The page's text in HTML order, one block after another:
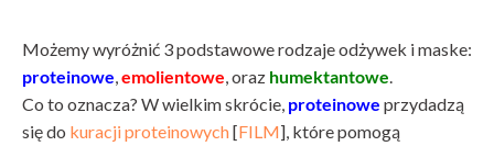
Możemy wyróżnić 3 podstawowe rodzaje odżywek i maske:
proteinowe emolientowe , oraz humektantowe
Co to oznacza? W wielkim skrócie, proteinowe przydadzą
się do kuracji proteinowych[FILM], które pomogą